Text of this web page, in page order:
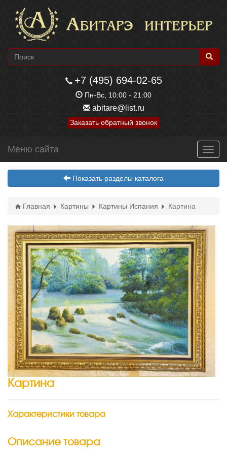
+7 (495) 694-02-65
Пн-Вс, 10:00 - 21:00
abitare@list.ru
Заказать обратный звонок
Меню сайта
Показать разделы каталога
Главная Картины Картины Испания Картина
Картина
Характеристики товара
Описание товара